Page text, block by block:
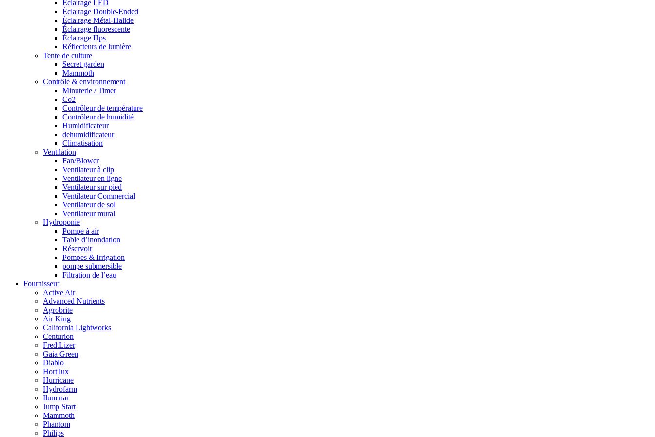
Éclairage LED
Éclairage Double-Ended
Éclairage Métal-Halide
Éclairage fluorescente
Éclairage Hps
Réflecteurs de lumière
Tente de culture
Secret garden
Mammoth
Contrôle & environnement
Minuterie / Timer
Co2
Contrôleur de température
Contrôleur de humidité
Humidificateur
dehumidificateur
Climatisation
Ventilation
Fan/Blower
Ventilateur à clip
Ventilateur en ligne
Ventilateur sur pied
Ventilateur Commercial
Ventilateur de sol
Ventilateur mural
Hydroponie
Pompe à air
Table d’inondation
Réservoir
Pompes & Irrigation
pompe submersible
Filtration de l’eau
Fournisseur
Active Air
Advanced Nutrients
Agrobrite
Air King
California Lightworks
Centurion
FredtLizer
Gaia Green
Diablo
Hortilux
Hurricane
Hydrofarm
Iluminar
Jump Start
Mammoth
Phantom
Philips